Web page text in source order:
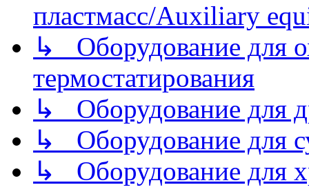
пластмасс/Auxiliary
↳ Оборудование для
термостатирования
↳ Оборудование для
↳ Оборудование для
↳ Оборудование для